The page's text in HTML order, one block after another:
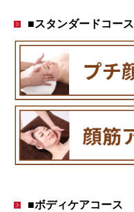
■スタンダードコース
■ボディケアコース